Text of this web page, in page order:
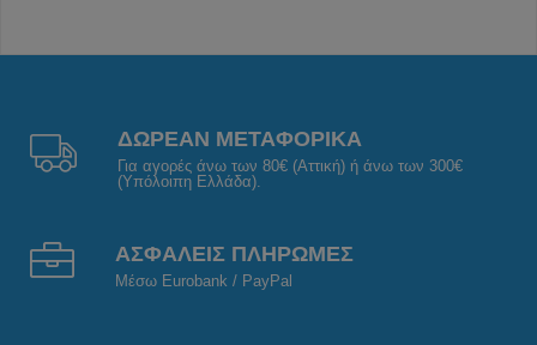
ΔΩΡΕΑΝ ΜΕΤΑΦΟΡΙΚΑ
Για αγορές άνω των 80€ (Αττική) ή άνω των 300€
(Υπόλοιπη Ελλάδα).
ΑΣΦΑΛΕΙΣ ΠΛΗΡΩΜΕΣ
Μέσω Eurobank / PayPal